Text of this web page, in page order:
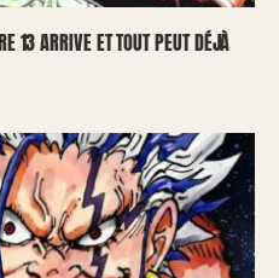
13 ARRIVE ET TOUT PEUT DÉJÀ